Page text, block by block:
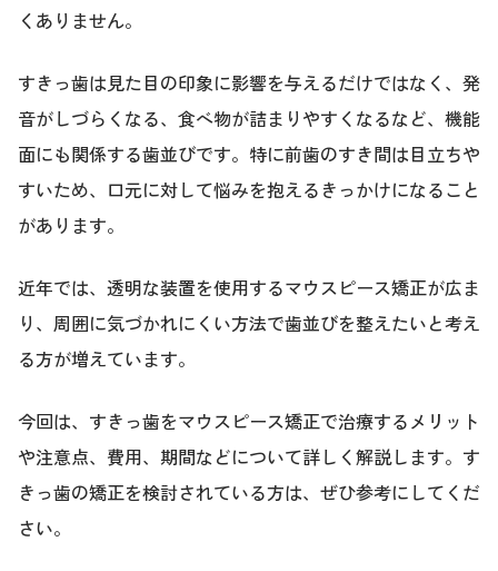
くありません。
すきっ歯は見た目の印象に影響を与えるだけではなく、発
音がしづらくなる、食べ物が詰まりやすくなるなど、機能
面にも関係する歯並びです。特に前歯のすき間は目立ちや
すいため、口元に対して悩みを抱えるきっかけになること
があります。
近年では、透明な装置を使用するマウスピース矯正が広ま
り、周囲に気づかれにくい方法で歯並びを整えたいと考え
る方が増えています。
今回は、すきっ歯をマウスピース矯正で治療するメリット
や注意点、費用、期間などについて詳しく解説します。す
きっ歯の矯正を検討されている方は、ぜひ参考にしてくだ
さい。